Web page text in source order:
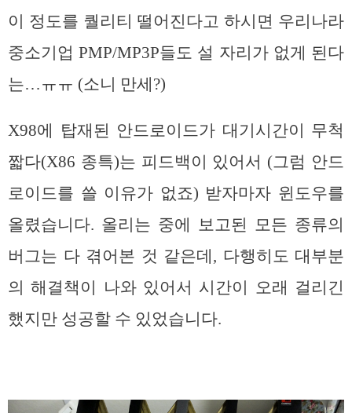
이 정도를 퀄리티 떨어진다고 하시면 우리나라
중소기업 PMP/MP3P들도 설 자리가 없게 된다
는…ㅠㅠ (소니 만세?)
X98에 탑재된 안드로이드가 대기시간이 무척
짧다(X86 종특)는 피드백이 있어서 (그럼 안드
로이드를 쓸 이유가 없죠) 받자마자 윈도우를
올렸습니다. 올리는 중에 보고된 모든 종류의
버그는 다 겪어본 것 같은데, 다행히도 대부분
의 해결책이 나와 있어서 시간이 오래 걸리긴
했지만 성공할 수 있었습니다.